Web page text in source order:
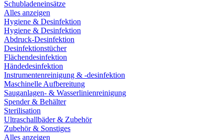
Schubladeneinsätze
Alles anzeigen
Hygiene & Desinfektion
Hygiene & Desinfektion
Abdruck-Desinfektion
Desinfektionstücher
Flächendesinfektion
Händedesinfektion
Instrumentenreinigung & -desinfektion
Maschinelle Aufbereitung
Sauganlagen- & Wasserlinienreinigung
Spender & Behälter
Sterilisation
Ultraschallbäder & Zubehör
Zubehör & Sonstiges
Alles anzeigen